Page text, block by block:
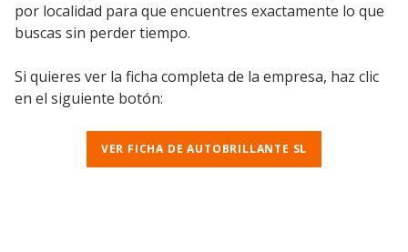
por localidad para que encuentres exactamente lo que
buscas sin perder tiempo.
Si quieres ver la ficha completa de la empresa, haz clic
en el siguiente botón:
VER FICHA DE AUTOBRILLANTE SL